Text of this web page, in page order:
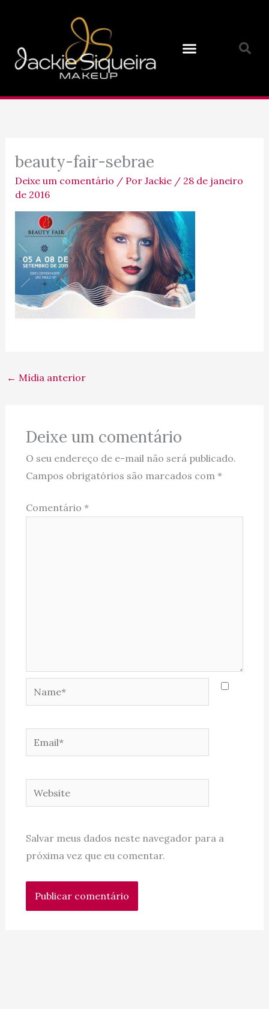
conteúdo
beauty-fair-sebrae
Deixe um comentário / Por Jackie / 28 de janeiro
de 2016
← Mídia anterior
Deixe um comentário
O seu endereço de e-mail não será publicado.
Campos obrigatórios são marcados com *
Comentário *
Name*
Email*
Website
Salvar meus dados neste navegador para a
próxima vez que eu comentar.